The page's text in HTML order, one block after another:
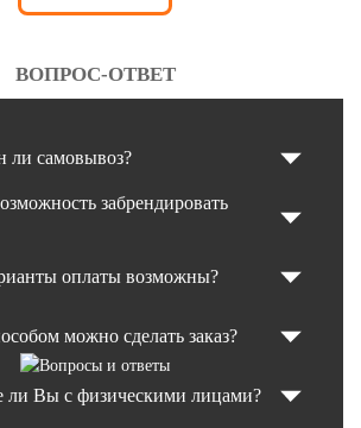
ВОПРОС-ОТВЕТ
ли самовывоз?
забрендировать
оплаты возможны?
можно сделать заказ?
ли Вы с физическими лицами?